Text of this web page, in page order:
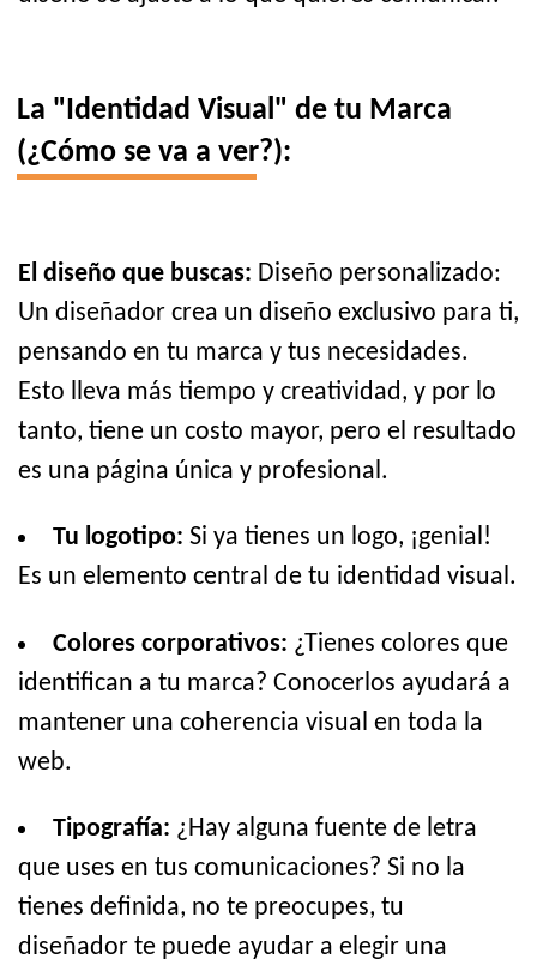
La "Identidad Visual" de tu Marca
(¿Cómo se va a ver?):
El diseño que buscas: Diseño personalizado:
Un diseñador crea un diseño exclusivo para ti,
pensando en tu marca y tus necesidades.
Esto lleva más tiempo y creatividad, y por lo
tanto, tiene un costo mayor, pero el resultado
es una página única y profesional.
Tu logotipo: Si ya tienes un logo, ¡genial!
Es un elemento central de tu identidad visual.
Colores corporativos: ¿Tienes colores que
identifican a tu marca? Conocerlos ayudará a
mantener una coherencia visual en toda la
web.
Tipografía: ¿Hay alguna fuente de letra
que uses en tus comunicaciones? Si no la
tienes definida, no te preocupes, tu
diseñador te puede ayudar a elegir una